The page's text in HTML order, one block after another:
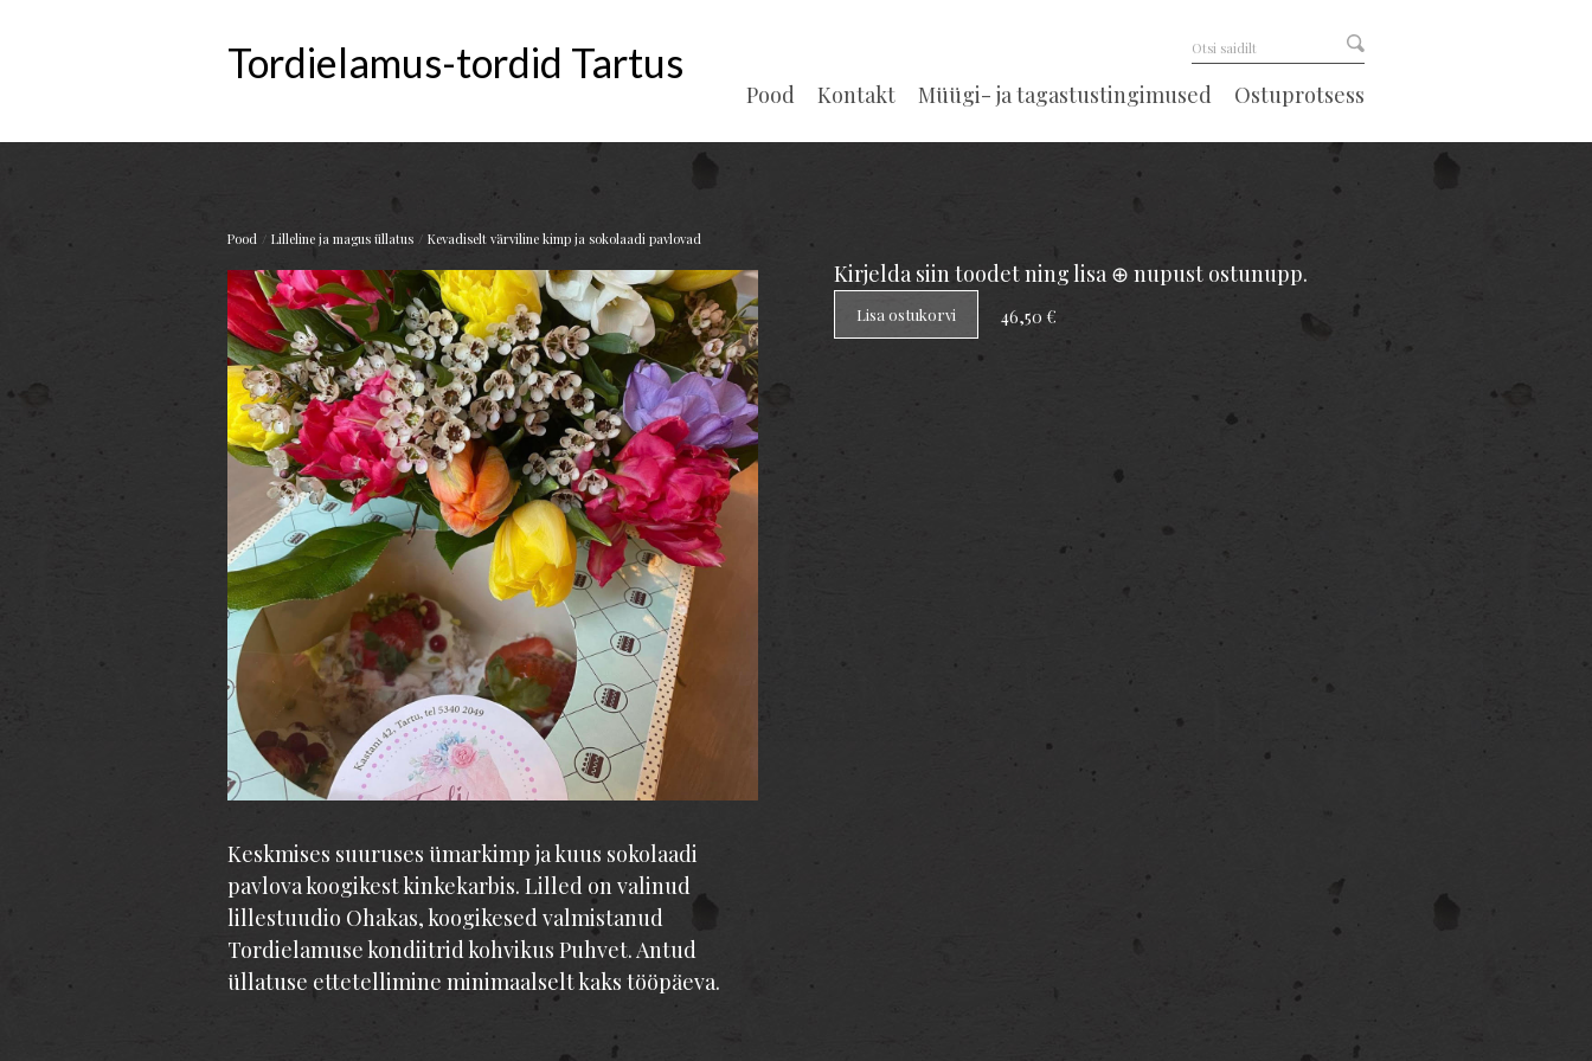
Tordielamus-tordid Tartus
Pood Kontakt Müügi- ja tagastustingimused Ostuprotsess
Pood / Lilleline ja magus üllatus / Kevadiselt värviline kimp ja sokolaadi pavlovad
Keskmises suuruses ümarkimp ja kuus sokolaadi
pavlova koogikest kinkekarbis. Lilled on valinud
lillestuudio Ohakas, koogikesed valmistanud
Tordielamuse kondiitrid kohvikus Puhvet. Antud
üllatuse ettetellimine minimaalselt kaks tööpäeva.
Kirjelda siin toodet ning lisa ⊕ nupust ostunupp.
Lisa ostukorvi 46,50 €